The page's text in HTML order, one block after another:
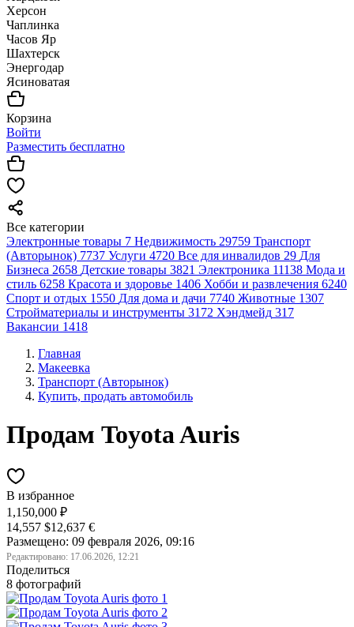
Херсон
Чаплинка
Часов Яр
Шахтерск
Энергодар
Ясиноватая
Корзина
Войти
Разместить бесплатно
Все категории
Электронные товары 7 Недвижимость 29759 Транспорт
(Авторынок) 7737 Услуги 4720 Все для инвалидов 29 Для
Бизнеса 2658 Детские товары 3821 Электроника 11138 Мода и
стиль 6258 Красота и здоровье 1406 Хобби и развлечения 6240
Спорт и отдых 1550 Для дома и дачи 7740 Животные 1307
Стройматериалы и инструменты 3172 Хэндмейд 317
Вакансии 1418
Главная
Макеевка
Транспорт (Авторынок)
Купить, продать автомобиль
Продам Toyota Auris
В избранное
1,150,000 ₽
14,557 $12,637 €
Размещено: 09 февраля 2026, 09:16
Редактировано: 17.06.2026, 12:21
Поделиться
8 фотографий